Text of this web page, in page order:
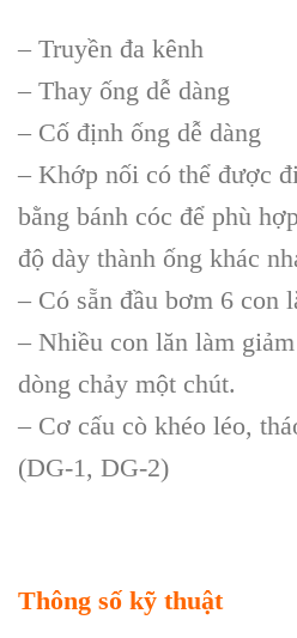
– Truyền đa kênh
– Thay ống dễ dàng
– Cố định ống dễ dàng
– Khớp nối có thể được
bằng bánh cóc để phù
độ dày thành ống khác
– Có sẵn đầu bơm 6 con
– Nhiều con lăn làm
dòng chảy một chút.
– Cơ cấu cò khéo léo,
(DG-1, DG-2)
Thông số kỹ thuật